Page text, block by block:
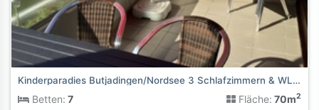
Kinderparadies Butjadingen/Nordsee 3 Schlafzimmern & WLAN
Betten: 7 Fläche: 70m2